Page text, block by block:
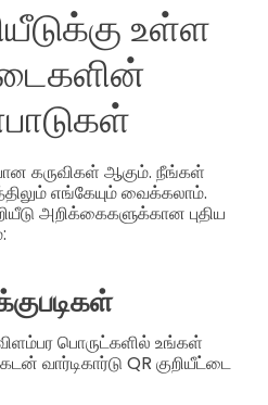
உள்ள
கருவிகள் ஆகும். நீங்கள்
எங்கேயும் வைக்கலாம்.
அறிக்கைகளுக்கான புதிய
பொருட்களில் உங்கள்
வார்டிகார்டு QR குறியீட்டை